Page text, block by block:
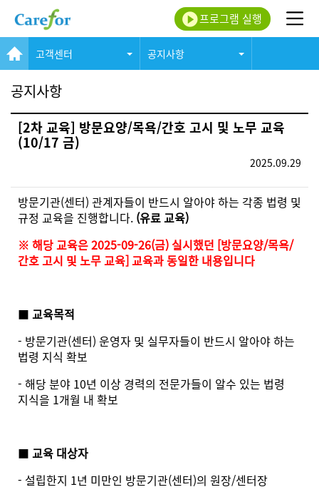
프로그램 실행
고객센터 공지사항
공지사항
[2차 교육] 방문요양/목욕/간호 고시 및 노무 교육
(10/17 금)
2025.09.29
방문기관(센터) 관계자들이 반드시 알아야 하는 각종 법령 및
규정 교육을 진행합니다. (유료 교육)
※ 해당 교육은 2025-09-26(금) 실시했던 [방문요양/목욕/
간호 고시 및 노무 교육] 교육과 동일한 내용입니다
■ 교육목적
- 방문기관(센터) 운영자 및 실무자들이 반드시 알아야 하는
법령 지식 확보
- 해당 분야 10년 이상 경력의 전문가들이 알수 있는 법령
지식을 1개월 내 확보
■ 교육 대상자
- 설립한지 1년 미만인 방문기관(센터)의 원장/센터장